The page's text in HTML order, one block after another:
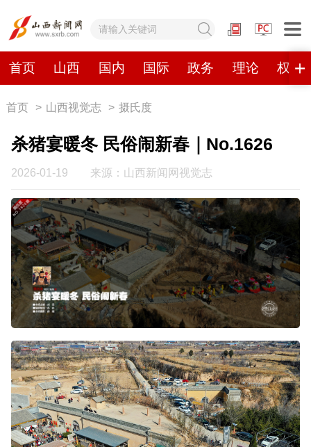
首页 山西 国内 国际 政务 理论 权威
网站地图
首页 山西
政务 理论 权威发布 原创
数字报刊
山西日报 山西晚报 山西经济日报 山西农民报
山西市场导报 山西法治报
地方频道
大同 朔州 忻州 吕梁
首页 > 山西视觉志 > 摄氏度
杀猪宴暖冬 民俗闹新春｜No.1626
2026-01-19 来源：山西新闻网视觉志